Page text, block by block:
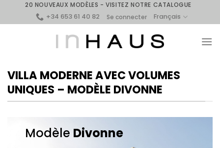
20 NOUVEAUX MODÈLES - VISITEZ NOTRE CATALOGUE
+34 653 61 40 82 Se connecter Français
VILLA MODERNE AVEC VOLUMES
UNIQUES – MODÈLE DIVONNE
Modèle Divonne